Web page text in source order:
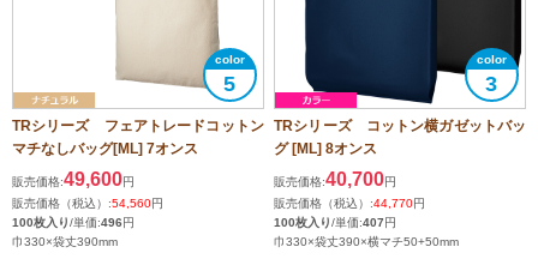
5
TRシリーズ フェアトレードコットン
マチなしバッグ[ML] 7オンス
販売価格:49,600円
販売価格（税込）:54,560円
100枚入り/単価:496円
巾330×袋丈390mm
3
TRシリーズ コットン横ガゼットバッ
グ [ML] 8オンス
販売価格:40,700円
販売価格（税込）:44,770円
100枚入り/単価:407円
巾330×袋丈390×横マチ50+50mm